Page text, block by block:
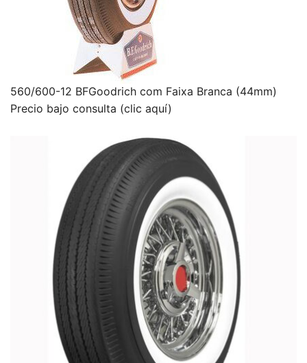
560/600-12 BFGoodrich com Faixa Branca (44mm)
Precio bajo consulta (clic aquí)